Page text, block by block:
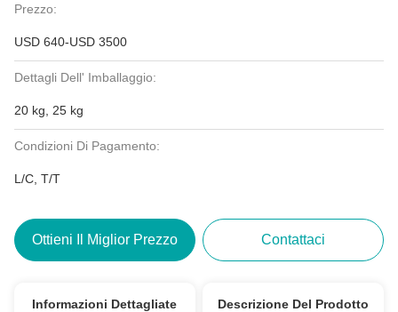
Prezzo:
USD 640-USD 3500
Dettagli Dell' Imballaggio:
20 kg, 25 kg
Condizioni Di Pagamento:
L/C, T/T
Ottieni Il Miglior Prezzo Contattaci
Informazioni Dettagliate Descrizione Del Prodotto